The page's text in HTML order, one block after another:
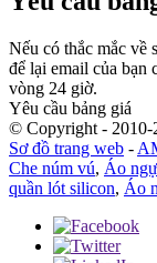
Nếu có thắc mắc về
để lại email của bạn
vòng 24 giờ.
Yêu cầu bảng giá
© Copyright - 2010-
Sơ đồ trang web -
Che núm vú, Áo
quần lót silicon, Áo